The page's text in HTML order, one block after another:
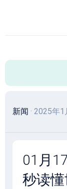
新闻 · 2025年
01月
秒读